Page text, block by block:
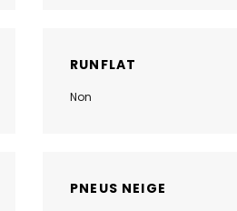
RUNFLAT
Non
PNEUS NEIGE